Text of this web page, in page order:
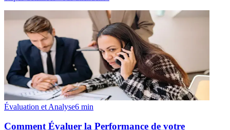
Évaluation et Analyse6 min
Comment Évaluer la Performance de votre